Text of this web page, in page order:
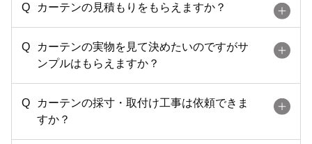
カーテンの見積もりをもらえますか？
カーテンの実物を見て決めたいのですがサ
ンプルはもらえますか？
カーテンの採寸・取付け工事は依頼できま
すか？